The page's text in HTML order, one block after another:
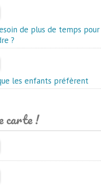
de plus de temps pour
?
les enfants préfèrent
carte !